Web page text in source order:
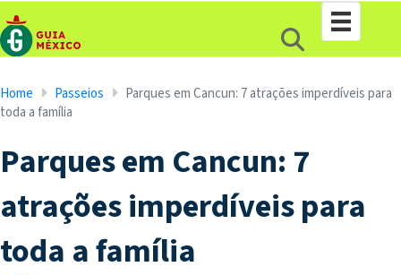
Home Passeios
Parques em Cancun: 7 atrações imperdíveis para
toda a família
Parques em Cancun: 7
atrações imperdíveis para
toda a família